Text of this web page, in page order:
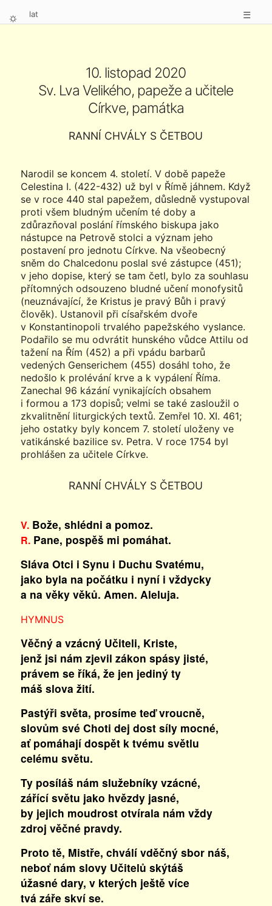
⛭ lat ☰
10. listopad 2020
Sv. Lva Velikého, papeže a učitele
Církve, památka
RANNÍ CHVÁLY S ČETBOU
Narodil se koncem 4. století. V době papeže
Celestina I. (422-432) už byl v Římě jáhnem. Když
se v roce 440 stal papežem, důsledně vystupoval
proti všem bludným učením té doby a
zdůrazňoval poslání římského biskupa jako
nástupce na Petrově stolci a význam jeho
postavení pro jednotu Církve. Na všeobecný
sněm do Chalcedonu poslal své zástupce (451);
v jeho dopise, který se tam četl, bylo za souhlasu
přítomných odsouzeno bludné učení monofysitů
(neuznávající, že Kristus je pravý Bůh i pravý
člověk). Ustanovil při císařském dvoře
v Konstantinopoli trvalého papežského vyslance.
Podařilo se mu odvrátit hunského vůdce Attilu od
tažení na Řím (452) a při vpádu barbarů
vedených Genserichem (455) dosáhl toho, že
nedošlo k prolévání krve a k vypálení Říma.
Zanechal 96 kázání vynikajících obsahem
i formou a 173 dopisů; velmi se také zasloužil o
zkvalitnění liturgických textů. Zemřel 10. XI. 461;
jeho ostatky byly koncem 7. století uloženy ve
vatikánské bazilice sv. Petra. V roce 1754 byl
prohlášen za učitele Církve.
RANNÍ CHVÁLY S ČETBOU
V.Bože, shlédni a pomoz.
R.Pane, pospěš mi pomáhat.
Sláva Otci i Synu i Duchu Svatému,
jako byla na počátku i nyní i vždycky
a na věky věků. Amen. Aleluja.
HYMNUS
Věčný a vzácný Učiteli, Kriste,
jenž jsi nám zjevil zákon spásy jisté,
právem se říká, že jen jediný ty
máš slova žití.
Pastýři světa, prosíme teď vroucně,
slovům své Choti dej dost síly mocné,
ať pomáhají dospět k tvému světlu
celému světu.
Ty posíláš nám služebníky vzácné,
zářící světu jako hvězdy jasné,
by jejich moudrost otvírala nám vždy
zdroj věčné pravdy.
Proto tě, Mistře, chválí vděčný sbor náš,
neboť nám slovy Učitelů skýtáš
úžasné dary, v kterých ještě více
tvá záře skví se.